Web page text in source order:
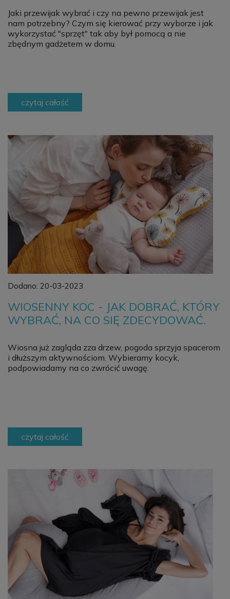
Jaki przewijak wybrać i czy na pewno przewijak jest
nam potrzebny? Czym się kierować przy wyborze i jak
wykorzystać "sprzęt" tak aby był pomocą a nie
zbędnym gadżetem w domu.
czytaj całość
Dodano: 20-03-2023
WIOSENNY KOC - JAK DOBRAĆ, KTÓRY
WYBRAĆ, NA CO SIĘ ZDECYDOWAĆ.
Wiosna już zagląda zza drzew, pogoda sprzyja spacerom
i dłuższym aktywnościom. Wybieramy kocyk,
podpowiadamy na co zwrócić uwagę.
czytaj całość